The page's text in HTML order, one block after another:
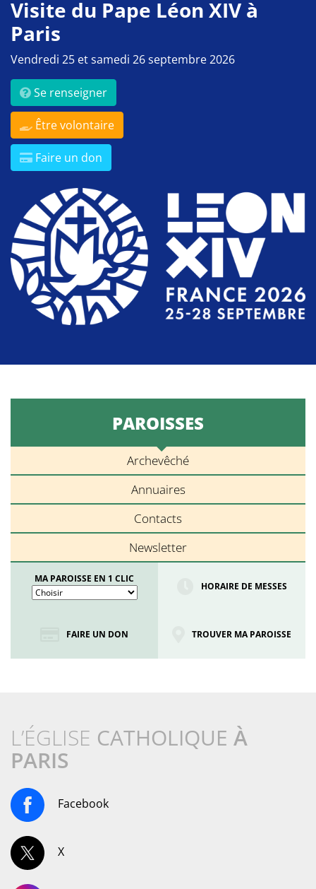
Visite du Pape Léon XIV à
Paris
Vendredi 25 et samedi 26 septembre 2026
Se renseigner
Être volontaire
Faire un don
PAROISSES
Archevêché
Annuaires
Contacts
Newsletter
MA PAROISSE EN 1 CLIC
HORAIRE DE MESSES
FAIRE UN DON TROUVER MA PAROISSE
L’ÉGLISE CATHOLIQUE À
PARIS
Facebook
X